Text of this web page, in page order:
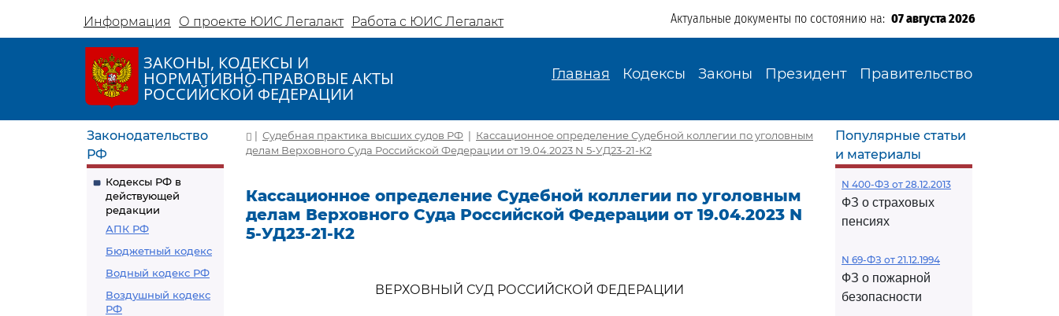
Информация О проекте ЮИС Легалакт Работа с ЮИС Легалакт Актуальные документы по состоянию на: 07 августа 2026
ЗАКОНЫ, КОДЕКСЫ И
НОРМАТИВНО-ПРАВОВЫЕ АКТЫ
РОССИЙСКОЙ ФЕДЕРАЦИИ
Главная Кодексы Законы Президент Правительство
Законодательство
РФ
Кодексы РФ в
действующей
редакции
АПК РФ
Бюджетный кодекс
Водный кодекс РФ
Воздушный кодекс
РФ
| Судебная практика высших судов РФ | Кассационное определение Судебной коллегии по уголовным
делам Верховного Суда Российской Федерации от 19.04.2023 N 5-УД23-21-К2
Кассационное определение Судебной коллегии по уголовным
делам Верховного Суда Российской Федерации от 19.04.2023 N
5-УД23-21-К2
ВЕРХОВНЫЙ СУД РОССИЙСКОЙ ФЕДЕРАЦИИ
Популярные статьи
и материалы
N 400-ФЗ от 28.12.2013
ФЗ о страховых
пенсиях
N 69-ФЗ от 21.12.1994
ФЗ о пожарной
безопасности